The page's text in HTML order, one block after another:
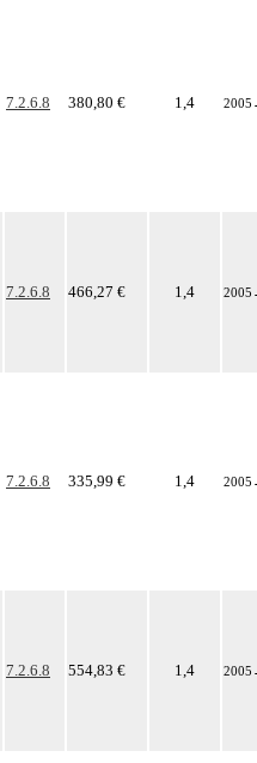
7.2.6.8 380,80 € 1,4 2005
7.2.6.8 466,27 € 1,4 2005
7.2.6.8 335,99 € 1,4 2005
7.2.6.8 554,83 € 1,4 2005